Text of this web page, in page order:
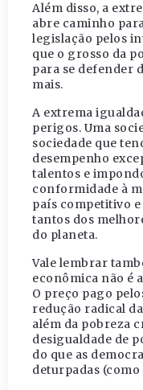
Além disso, a
abre caminho
legislação pelos
que o grosso da
para se defender
mais.
A extrema
perigos. Uma
sociedade que
desempenho
talentos e
conformidade à
país competitivo
tantos dos
do planeta.
Vale lembrar
econômica não é
O preço pago
redução radical
além da pobreza
desigualdade de
do que as
deturpadas (como